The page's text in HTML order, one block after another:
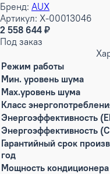
Бренд: AUX
Артикул: X-00013046
2 558 644 ₽
Под заказ
Режим работы
Мин. уровень шума
Max.уровень шума
Класс
Энергоэффективность
Энергоэффективность
Гарантийный срок
год
Мощность кондиционера